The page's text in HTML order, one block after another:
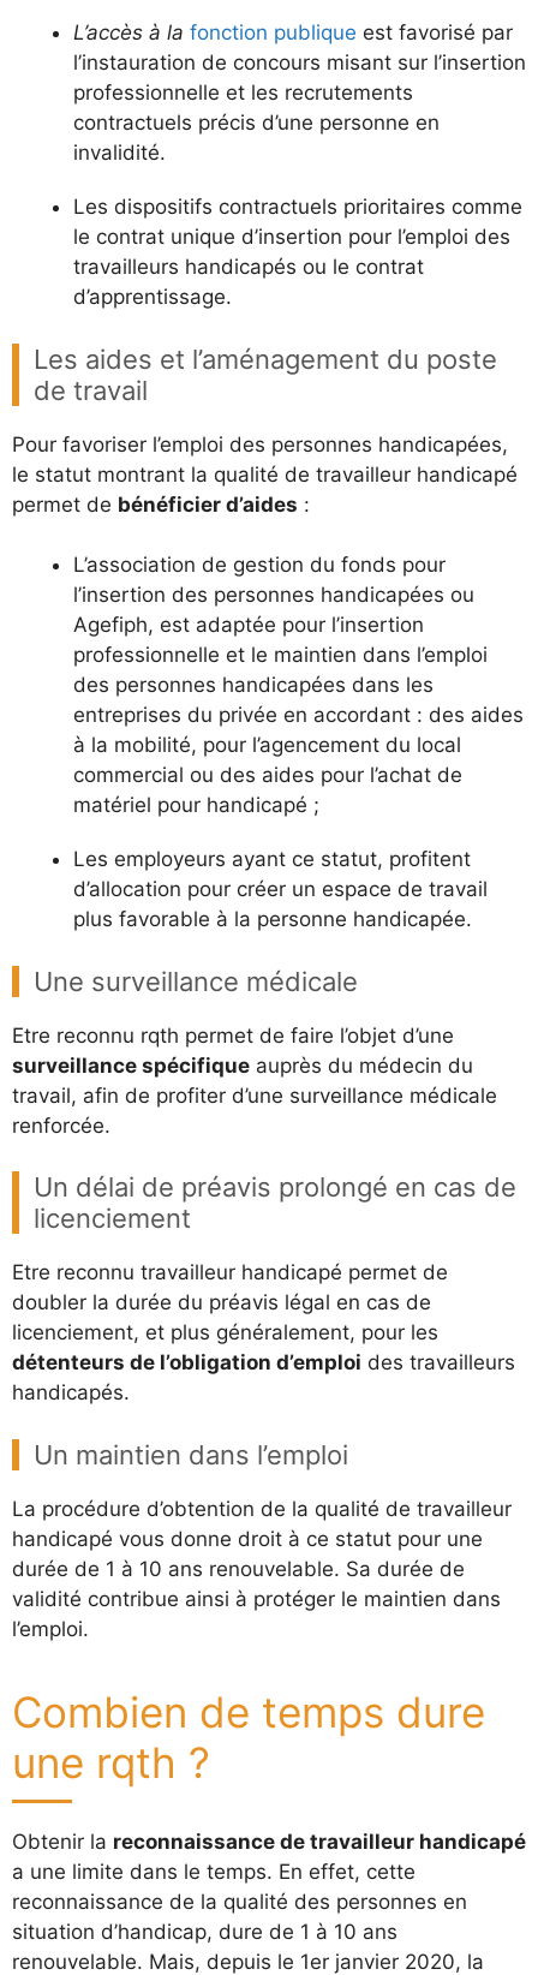
L’accès à la fonction publique est favorisé par
l’instauration de concours misant sur l’insertion
professionnelle et les recrutements
contractuels précis d’une personne en
invalidité.
Les dispositifs contractuels prioritaires comme
le contrat unique d’insertion pour l’emploi des
travailleurs handicapés ou le contrat
d’apprentissage.
Les aides et l’aménagement du poste
de travail
Pour favoriser l’emploi des personnes handicapées,
le statut montrant la qualité de travailleur handicapé
permet de bénéficier d’aides :
L’association de gestion du fonds pour
l’insertion des personnes handicapées ou
Agefiph, est adaptée pour l’insertion
professionnelle et le maintien dans l’emploi
des personnes handicapées dans les
entreprises du privée en accordant : des aides
à la mobilité, pour l’agencement du local
commercial ou des aides pour l’achat de
matériel pour handicapé ;
Les employeurs ayant ce statut, profitent
d’allocation pour créer un espace de travail
plus favorable à la personne handicapée.
Une surveillance médicale
Etre reconnu rqth permet de faire l’objet d’une
surveillance spécifique auprès du médecin du
travail, afin de profiter d’une surveillance médicale
renforcée.
Un délai de préavis prolongé en cas de
licenciement
Etre reconnu travailleur handicapé permet de
doubler la durée du préavis légal en cas de
licenciement, et plus généralement, pour les
détenteurs de l’obligation d’emploi des travailleurs
handicapés.
Un maintien dans l’emploi
La procédure d’obtention de la qualité de travailleur
handicapé vous donne droit à ce statut pour une
durée de 1 à 10 ans renouvelable. Sa durée de
validité contribue ainsi à protéger le maintien dans
l’emploi.
Combien de temps dure
une rqth ?
Obtenir la reconnaissance de travailleur handicapé
a une limite dans le temps. En effet, cette
reconnaissance de la qualité des personnes en
situation d’handicap, dure de 1 à 10 ans
renouvelable. Mais, depuis le 1er janvier 2020, la